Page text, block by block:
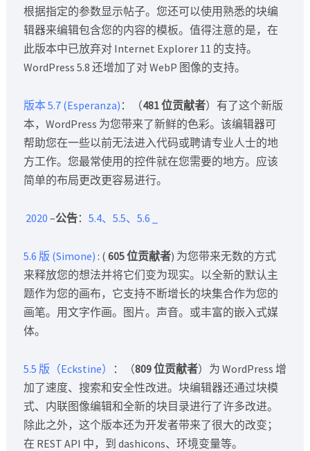
根据指定的参数显示帖子。您还可以使用熟悉的块编
辑器来编辑包含您的内容的模板。值得注意的是，在
此版本中已放弃对 Internet Explorer 11 的支持。
WordPress 5.8 还增加了对 WebP 图像的支持。
版本 5.7 (Esperanza) ：（481 位贡献者）有了这个新版
本，WordPress 为您带来了新鲜的色彩。该编辑器可
帮助您在一些以前无法进入代码或聘请专业人士的地
方工作。您最常使用的控件就在您需要的地方。应该
简单的布局更改更容易进行。
2020 –公告： 5.4、5.5、5.6
5.6 版 (Simone) : ( 605 位贡献者) 为您带来无数的方式
来释放您的想法并将它们变为现实。以全新的默认主
题作为您的画布，它支持不断增长的块集合作为您的
画笔。用文字作画。图片。声音。或丰富的嵌入式媒
体。
5.5 版（Eckstine） ：（809 位贡献者）为 WordPress 增
加了速度、搜索和安全性改进。块编辑器还通过块模
式、内联图像编辑和全新的块目录进行了许多改进。
除此之外，这个版本还为开发者带来了很大的改变；
在 REST API 中，到 dashicons、环境变量等。